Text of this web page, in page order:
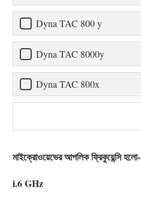
Dyna TAC 800 y
Dyna TAC 8000y
Dyna TAC 800x
মাইক্রোওয়েভের আপলিক ফ্রিকুয়েন্সি হলো-
i.6 GHz